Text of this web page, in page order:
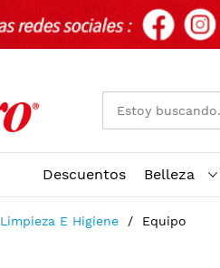
Descuentos Belleza
Limpieza E Higiene Equipo